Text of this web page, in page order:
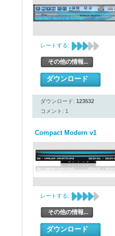
レートする:
その他の情報...
ダウンロード
ダウンロード: 123532
コメント: 1
Compact Modern v1
レートする:
その他の情報...
ダウンロード